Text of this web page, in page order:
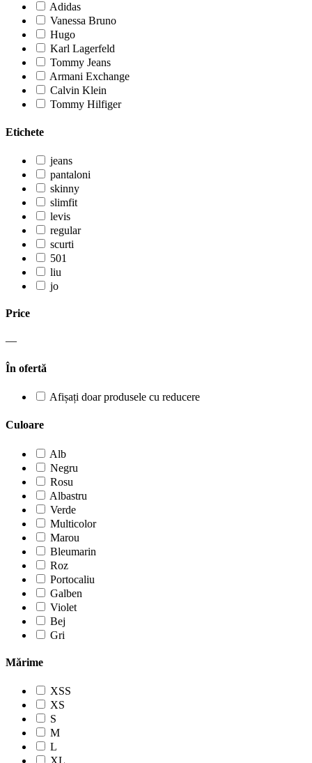
Adidas
Vanessa Bruno
Hugo
Karl Lagerfeld
Tommy Jeans
Armani Exchange
Calvin Klein
Tommy Hilfiger
Etichete
jeans
pantaloni
skinny
slimfit
levis
regular
scurti
501
liu
jo
Price
—
În ofertă
Afișați doar produsele cu reducere
Culoare
Alb
Negru
Rosu
Albastru
Verde
Multicolor
Marou
Bleumarin
Roz
Portocaliu
Galben
Violet
Bej
Gri
Mărime
XSS
XS
S
M
L
XL